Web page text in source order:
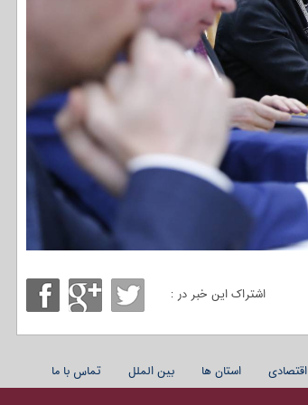
اشتراک این خبر در :
اقتصادی استان ها بین الملل
تماس با ما